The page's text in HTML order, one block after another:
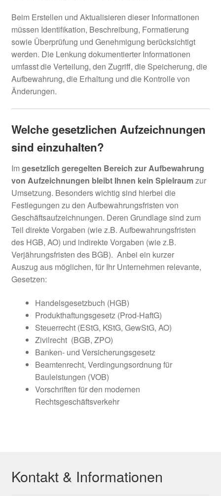
Beim Erstellen und Aktualisieren dieser Informationen
müssen Identifikation, Beschreibung, Formatierung
sowie Überprüfung und Genehmigung berücksichtigt
werden. Die Lenkung dokumentierter Informationen
umfasst die Verteilung, den Zugriff, die Speicherung, die
Aufbewahrung, die Erhaltung und die Kontrolle von
Änderungen.
Welche gesetzlichen Aufzeichnungen
sind einzuhalten?
Im gesetzlich geregelten Bereich zur Aufbewahrung
von Aufzeichnungen bleibt Ihnen kein Spielraumzur
Umsetzung. Besonders wichtig sind hierbei die
Festlegungen zu den Aufbewahrungsfristen von
Geschäftsaufzeichnungen. Deren Grundlage sind zum
Teil direkte Vorgaben (wie z.B. Aufbewahrungsfristen
des HGB, AO) und indirekte Vorgaben (wie z.B.
Verjährungsfristen des BGB). Anbei ein kurzer
Auszug aus möglichen, für Ihr Unternehmen relevante,
Gesetzen:
Handelsgesetzbuch (HGB)
Produkthaftungsgesetz (Prod-HaftG)
Steuerrecht (EStG, KStG, GewStG, AO)
Zivilrecht (BGB, ZPO)
Banken- und Versicherungsgesetz
Beamtenrecht, Verdingungsordnung für
Bauleistungen (VOB)
Vorschriften für den modernen
Rechtsgeschäftsverkehr
Kontakt & Informationen